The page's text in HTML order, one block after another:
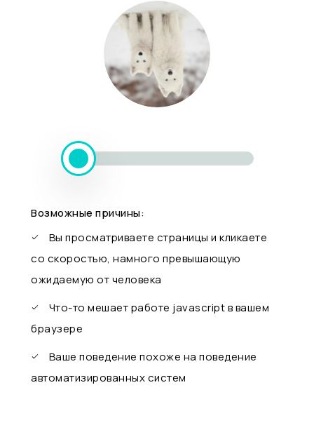
Возможные причины:
Вы просматриваете страницы и кликаете
со скоростью, намного превышающую
ожидаемую от человека
Что-то мешает работе javascript в вашем
браузере
Ваше поведение похоже на поведение
автоматизированных систем